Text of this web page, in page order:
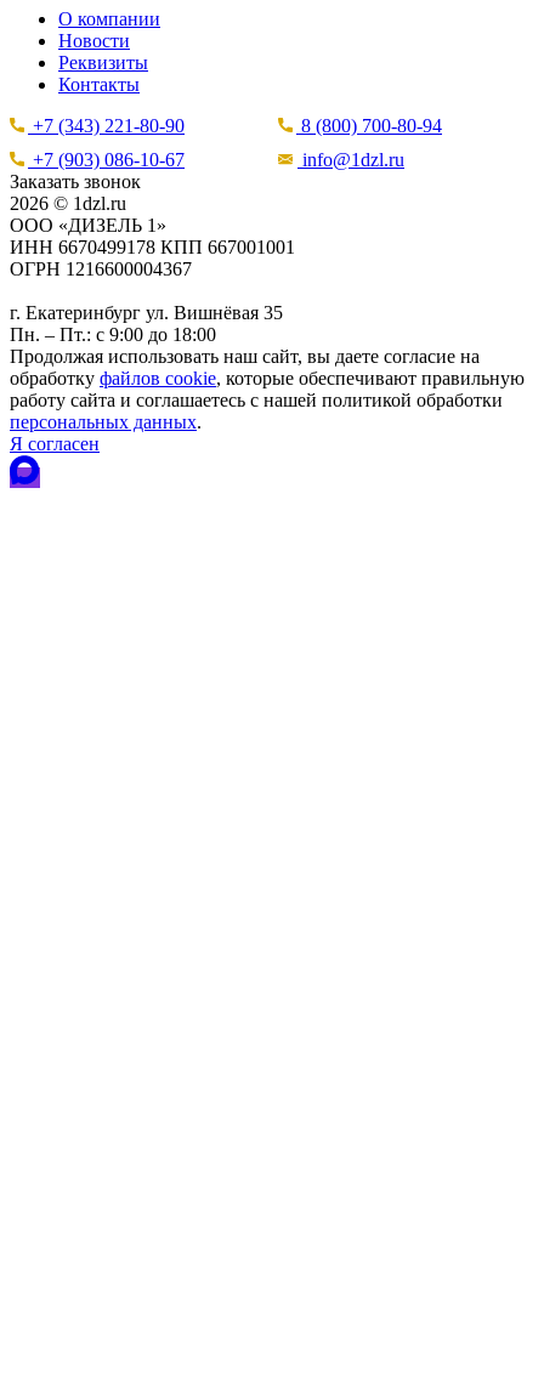
О компании
Новости
Реквизиты
Контакты
+7 (343) 221-80-90
8 (800) 700-80-94
+7 (903) 086-10-67
info@1dzl.ru
Заказать звонок
2026 © 1dzl.ru
ООО «ДИЗЕЛЬ 1»
ИНН 6670499178 КПП 667001001
ОГРН 1216600004367
г. Екатеринбург ул. Вишнёвая 35
Пн. – Пт.: с 9:00 до 18:00
Продолжая использовать наш сайт, вы даете согласие на
обработку файлов cookie, которые обеспечивают правильную
работу сайта и соглашаетесь с нашей политикой обработки
персональных данных.
Я согласен